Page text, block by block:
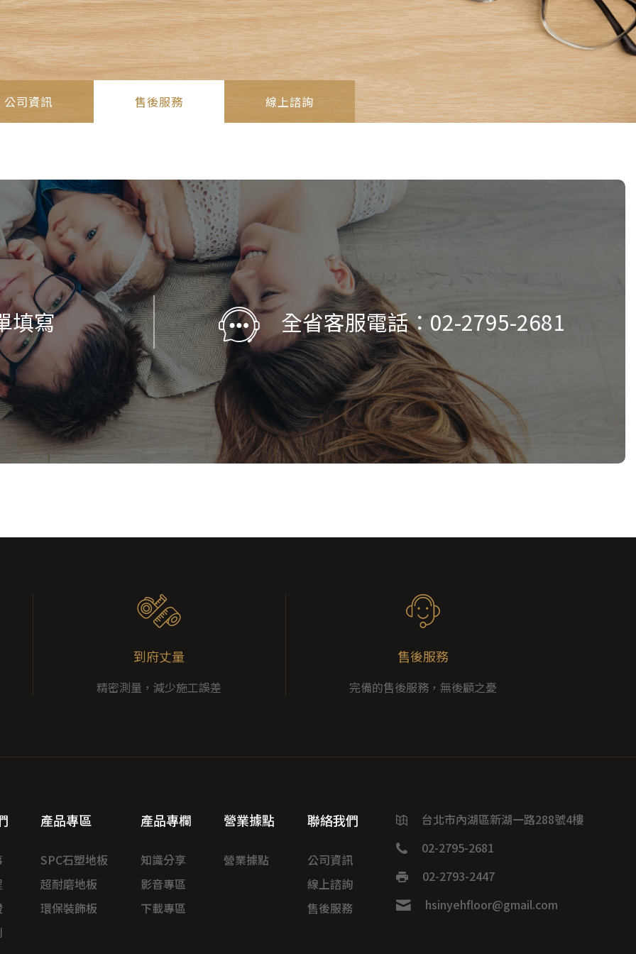
公司資訊 售後服務 線上諮詢
填寫 全省客服電話： 02-2795-2681
到府丈量
精密測量，減少施工誤差
售後服務
完備的售後服務，無後顧之憂
產品專區
SPC石塑地板
超耐磨地板
環保裝飾板
產品專欄
知識分享
影音專區
下載專區
營業據點
營業據點
聯絡我們
公司資訊
線上諮詢
售後服務
台北市內湖區新湖一路288號4樓
02-2795-2681
02-2793-2447
hsinyehfloor@gmail.com